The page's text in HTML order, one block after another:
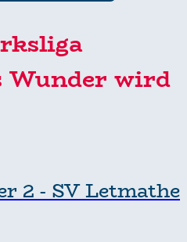
Wunder wird
2 - SV Letmathe